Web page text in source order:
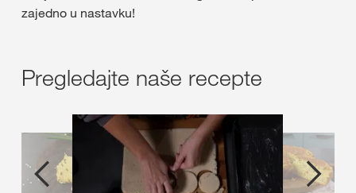
zajedno u nastavku!
Pregledajte naše recepte